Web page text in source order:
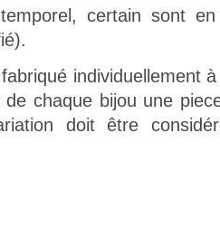
certain sont
individuellement
chaque bijou une
doit être